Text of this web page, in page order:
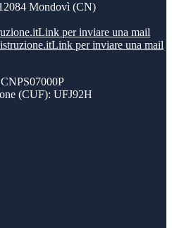
Mondovì (CN)
Link per inviare una mail
Link per inviare una mail
(CUF): UFJ92H